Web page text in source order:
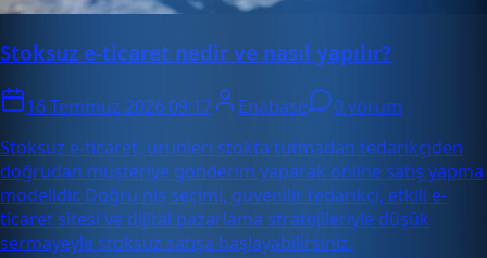
Stoksuz e-ticaret nedir ve nasıl yapılır?
16 Temmuz 2026 09:17 Enabase
0 yorum
Stoksuz e-ticaret, ürünleri stokta tutmadan tedarikçiden
doğrudan müşteriye gönderim yaparak online satış yapma
modelidir. Doğru niş seçimi, güvenilir tedarikçi, etkili e-
ticaret sitesi ve dijital pazarlama stratejileriyle düşük
sermayeyle stoksuz satışa başlayabilirsiniz.